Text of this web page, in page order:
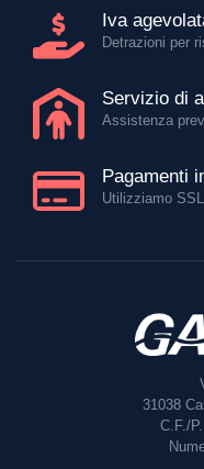
Iva
Detrazioni per
Servizio di
Assistenza
Pagamenti
Utilizziamo
31038
C.F./